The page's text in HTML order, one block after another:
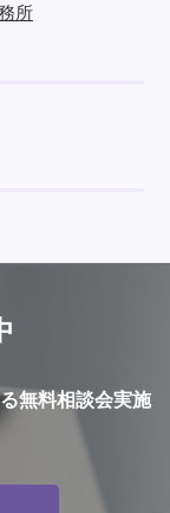
所
無料相談会実施